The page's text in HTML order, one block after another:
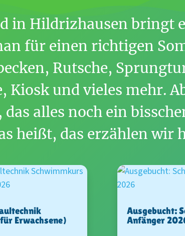
in Hildrizhausen bringt
für einen richtigen
Rutsche,
Kiosk und vieles mehr.
alles noch ein
heißt, das erzählen wir
Erwachsene)
Ausgebucht:
Anfänger